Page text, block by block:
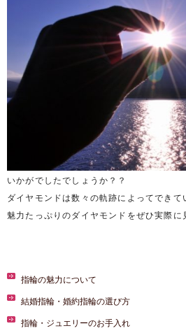
いかがでしたでしょうか？？
ダイヤモンドは数々の軌跡によってでき
魅力たっぷりのダイヤモンドをぜひ実際に
指輪の魅力について
結婚指輪・婚約指輪の選び方
指輪・ジュエリーのお手入れ